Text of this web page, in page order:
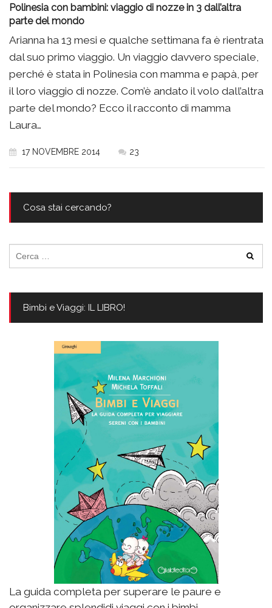
Polinesia con bambini: viaggio di nozze in 3 dall’altra
parte del mondo
Arianna ha 13 mesi e qualche settimana fa è rientrata
dal suo primo viaggio. Un viaggio davvero speciale,
perché è stata in Polinesia con mamma e papà, per
il loro viaggio di nozze. Com’è andato il volo dall’altra
parte del mondo? Ecco il racconto di mamma
Laura…
17 NOVEMBRE 2014 23
Cosa stai cercando?
per:
Bimbi e Viaggi: IL LIBRO!
La guida completa per superare le paure e